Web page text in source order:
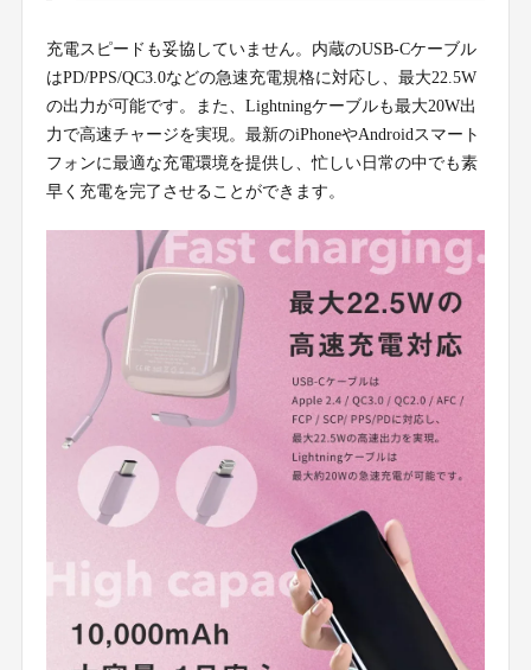
充電スピードも妥協していません。内蔵のUSB-Cケーブル
はPD/PPS/QC3.0などの急速充電規格に対応し、最大22.5W
の出力が可能です。また、Lightningケーブルも最大20W出
力で高速チャージを実現。最新のiPhoneやAndroidスマート
フォンに最適な充電環境を提供し、忙しい日常の中でも素
早く充電を完了させることができます。